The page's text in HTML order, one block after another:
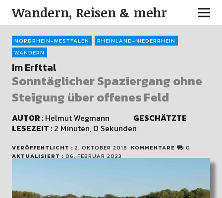
Wandern, Reisen & mehr
NORDRHEIN-WESTFALEN
RHEINLAND-NIEDERRHEIN
WANDERN
Im Erfttal
Sonntäglicher Spaziergang ohne
Steigung über offenes Feld
AUTOR :Helmut Wegmann GESCHÄTZTE
LESEZEIT :2 Minuten, 0 Sekunden
VERÖFFENTLICHT : 2. OKTOBER 2018 KOMMENTARE
0
AKTUALISIERT : 06. FEBRUAR 2023